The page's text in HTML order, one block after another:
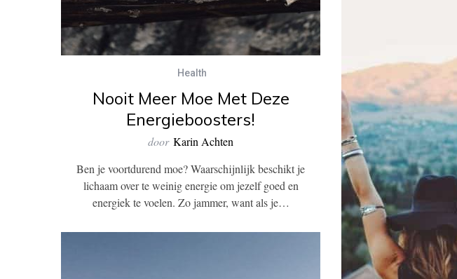
Health
Nooit Meer Moe Met Deze
Energieboosters!
door Karin Achten
Ben je voortdurend moe? Waarschijnlijk beschikt je
lichaam over te weinig energie om jezelf goed en
energiek te voelen. Zo jammer, want als je…